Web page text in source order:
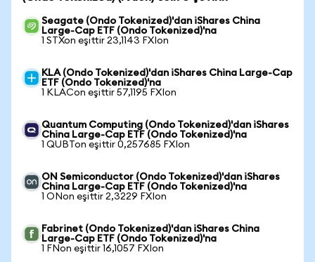
Seagate (Ondo Tokenized)'dan iShares China
Large-Cap ETF (Ondo Tokenized)'na
1 STXon eşittir 23,1143 FXIon
KLA (Ondo Tokenized)'dan iShares China Large-Cap
ETF (Ondo Tokenized)'na
1 KLACon eşittir 57,1195 FXIon
Quantum Computing (Ondo Tokenized)'dan iShares
China Large-Cap ETF (Ondo Tokenized)'na
1 QUBTon eşittir 0,257685 FXIon
ON Semiconductor (Ondo Tokenized)'dan iShares
China Large-Cap ETF (Ondo Tokenized)'na
1 ONon eşittir 2,3229 FXIon
Fabrinet (Ondo Tokenized)'dan iShares China
Large-Cap ETF (Ondo Tokenized)'na
1 FNon eşittir 16,1057 FXIon